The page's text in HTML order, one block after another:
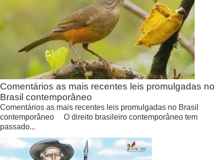
Comentários as mais recentes leis promulgadas no
Brasil contemporâneo
Comentários as mais recentes leis promulgadas no Brasil
contemporâneo O direito brasileiro contemporâneo tem
passado...